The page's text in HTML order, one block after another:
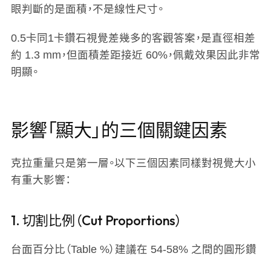
眼判斷的是面積，不是線性尺寸。
0.5卡同1卡鑽石視覺差幾多的客觀答案，是直徑相差
約 1.3 mm，但面積差距接近 60%，佩戴效果因此非常
明顯。
影響「顯大」的三個關鍵因素
克拉重量只是第一層。以下三個因素同樣對視覺大小
有重大影響：
1. 切割比例（Cut Proportions）
台面百分比（Table %）建議在 54-58% 之間的圓形鑽